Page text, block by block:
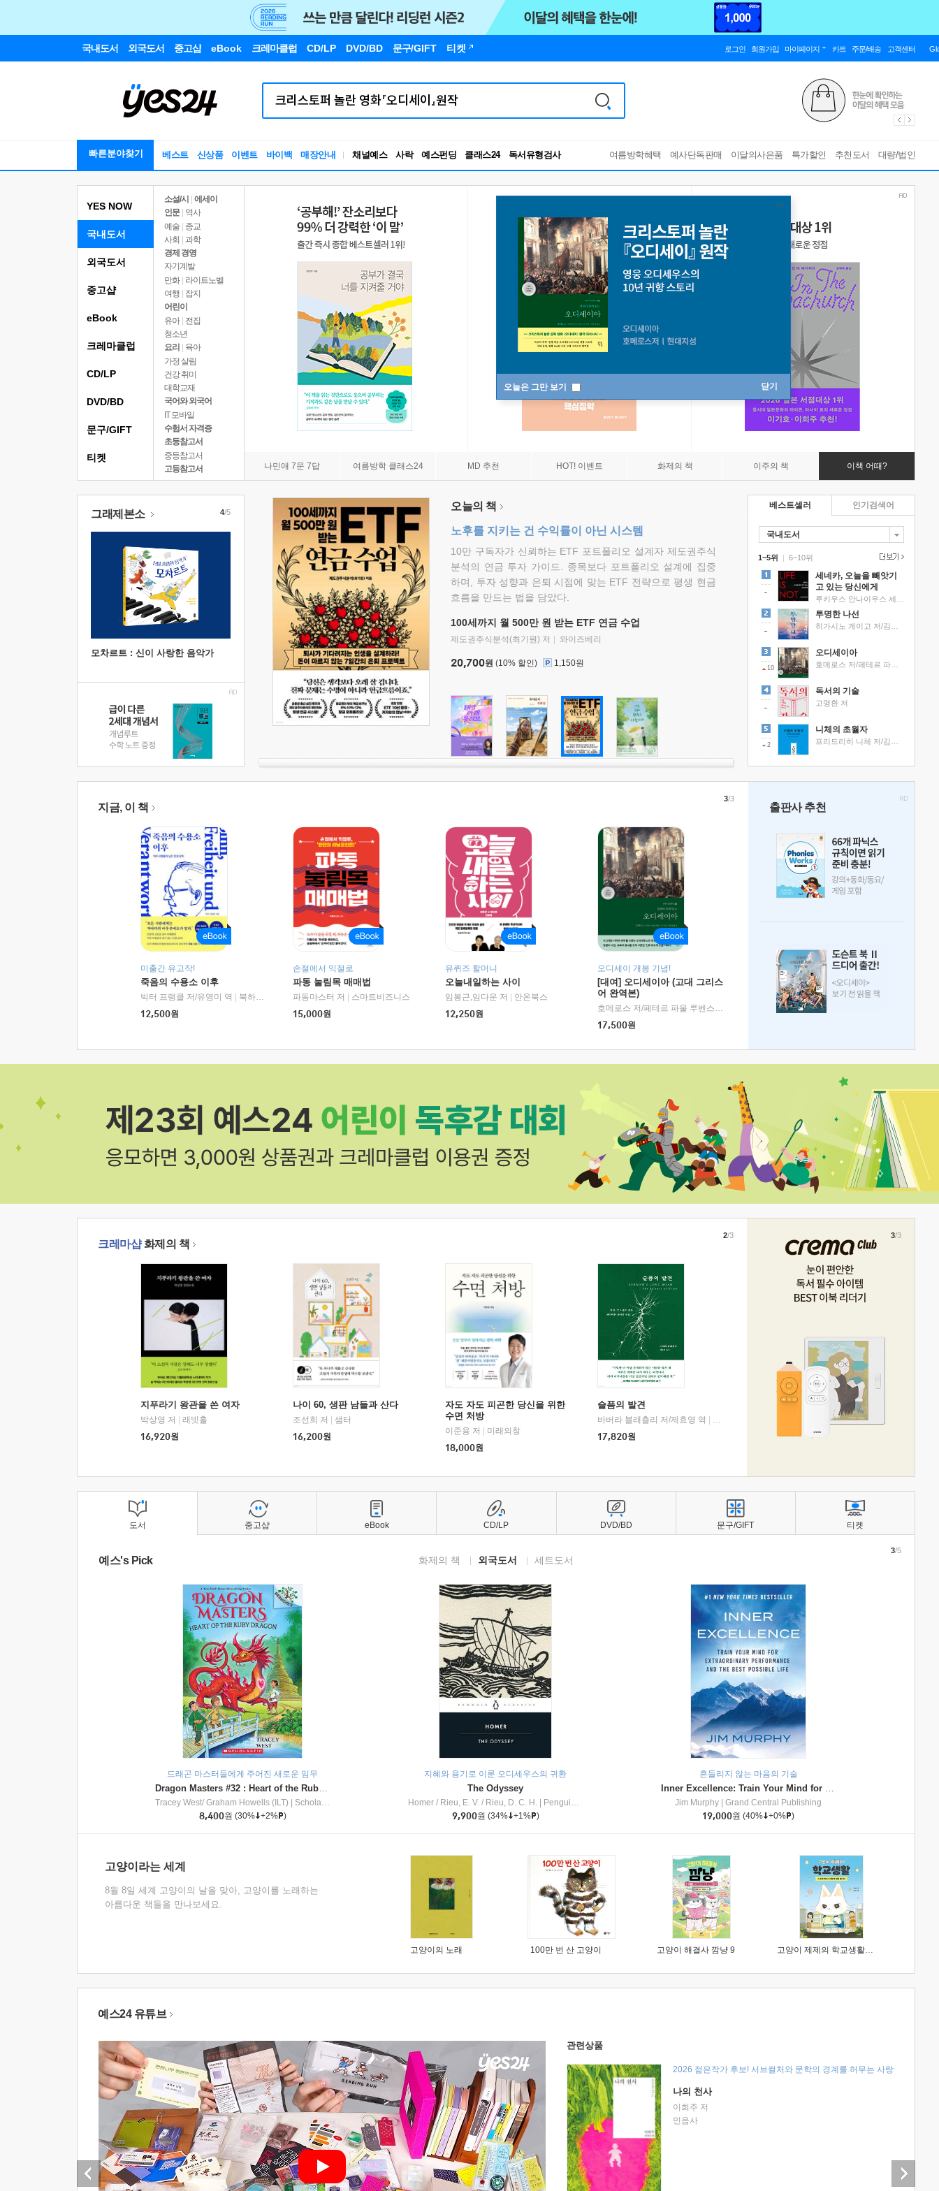
국내도서 외국도서 중고샵 eBook 크레마클럽 CD/LP DVD/BD 문구/GIFT 티켓 로그인 회원가입 마이페이지 카트 주문/배송 고객센터
빠른분야찾기 베스트 신상품 이벤트 바이백 매장안내 채널예스 사락 예스펀딩 클래스24
독서유형검사
RBTI Lab
독서유형검사
여름방학혜택 예사단독판매 이달의사은품 특가할인 추천도서 대량/법인
오늘은 그만 보기 닫기
YES NOW
국내도서
소설/시
에세이
인문
역사
예술 | 종교
사회 | 과학
경제 경영
자기계발
만화 | 라이트노벨
여행
잡지
어린이
유아 | 전집
청소년
요리
육아
가정 살림
건강 취미
대학교재
국어와 외국어
IT 모바일
수험서 자격증
초등참고서
중등참고서
고등참고서
나민애 7문 7답 여름방학 클래스24 MD 추천 HOT! 이벤트 화제의 책 이주의 책 이책 어때?
외국도서
중고샵
eBook
크레마클럽
CD/LP
DVD/BD
문구/GIFT
티켓
그래제본소
모차르트 : 신이 사랑한 음악가
4/5 오늘의 책
노후를 지키는 건 수익률이 아닌 시스템
10만 구독자가 신뢰하는 ETF 포트폴리오 설계자 제도권주식
분석의 연금 투자 가이드. 종목보다 포트폴리오 설계에 집중
하며, 투자 성향과 은퇴 시점에 맞는 ETF 전략으로 평생 현금
흐름을 만드는 법을 담았다.
100세까지 월 500만 원 받는 ETF 연금 수업
제도권주식분석(최기원) 저 와이즈베리
20,700원 (10% 할인) 1,150원
베스트셀러
국내도서
1~5위 |
세네카, 오늘을 빼앗기
고 있는 당신에게
투명한 나선
10
오디세이아
독서의 기술
고명환 저
2
니체의 초월자
6~10위
인기검색어
지금, 이 책
미출간 유고작!
죽음의 수용소 이후
빅터 프랭클 저/유영미 역
북하우스
12,500원
손절에서 익절로
파동 눌림목 매매법
파동마스터 저
스마트비즈니스
15,000원
유퀴즈 할머니
오늘내일하는 사이
임봉근,임다운 저
안온북스
12,250원
오디세이 개봉 기념!
[대여] 오디세이아 (고대 그리스
어 완역본)
호메로스 저/페테르 파울 루벤스 그림/박문재 역
현대지성
17,500원
3/3
출판사 추천
크레마샵화제의 책
지푸라기 왕관을 쓴 여자
박상영 저
래빗홀
16,920원
나이 60, 생판 남들과 산다
조선희 저
샘터
16,200원
자도 자도 피곤한 당신을 위한
수면 처방
이준용 저
미래의창
18,000원
슬픔의 발견
바버라 블래츨리 저/제효영 역
디플롯
17,820원
2/3 3/3
도서
예스's Pick 화제의 책 외국도서 세트도서
드래곤 마스터들에게 주어진 새로운 임무
Dragon Masters #32 : Heart of the Ruby Dragon (A Branches Book)
Tracey West/ Graham Howells (ILT)
Scholastic Inc
8,400원 (30% +2% )
지혜와 용기로 이룬 오디세우스의 귀환
The Odyssey
Homer / Rieu, E. V. / Rieu, D. C. H.
Penguin Group
9,900원 (34% +1% )
흔들리지 않는 마음의 기술
Inner Excellence: Train Your Mind for Extraordinary Performance and the Best Possible Life
Jim Murphy
Grand Central Publishing
19,000원 (40% +0% )
3/5
고양이라는 세계
8월 8일 세계 고양이의 날을 맞아, 고양이를 노래하는
아름다운 책들을 만나보세요.
고양이의 노래 100만 번 산 고양이 고양이 해결사 깜냥 9 고양이 제제의 학교생활 1 : 초등학생이 이렇게 힘들 줄이야
중고샵 eBook CD/LP DVD/BD 문구/GIFT 티켓
예스24 유튜브
관련상품
2026 젊은작가 후보! 서브컬처와 문학의 경계를 허무는 사랑
나의 천사
이희주 저
민음사